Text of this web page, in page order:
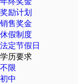
奖励计划
销售奖金
休假制度
法定节假日
学历要求
不限
初中